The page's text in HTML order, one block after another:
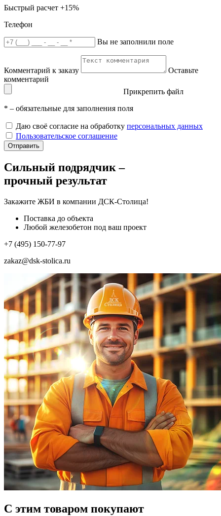
Быстрый расчет +15%
Телефон
Вы не заполнили поле
Комментарий к заказу
Оставьте
комментарий
Прикрепить файл
* – обязательные для заполнения поля
Даю своё согласие на обработку персональных данных
Пользовательское соглашение
Отправить
Сильный подрядчик –
прочный результат
Закажите ЖБИ в компании ДСК-Столица!
Поставка до объекта
Любой железобетон под ваш проект
+7 (495) 150-77-97
zakaz@dsk-stolica.ru
С этим товаром покупают